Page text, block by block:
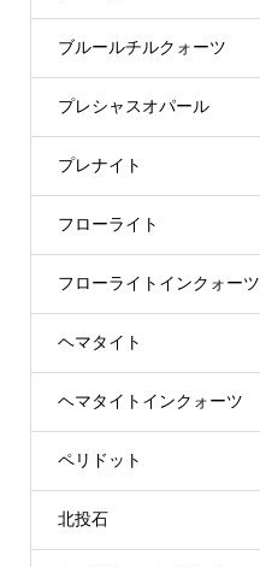
ブルールチルクォーツ
プレシャスオパール
プレナイト
フローライト
フローライトインクォーツ
ヘマタイト
ヘマタイトインクォーツ
ペリドット
北投石